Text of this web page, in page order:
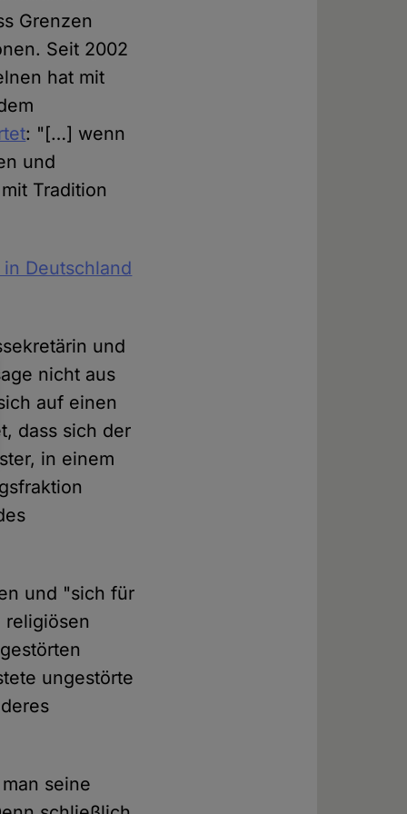
Grenzen
Seit 2002
hat mit
: "[…] wenn
und
Tradition
Deutschland
und
nicht aus
auf einen
dass sich der
in einem
und "sich für
ungestörte
seine